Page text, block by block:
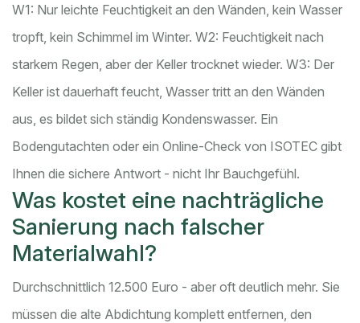
W1: Nur leichte Feuchtigkeit an den Wänden, kein Wasser
tropft, kein Schimmel im Winter. W2: Feuchtigkeit nach
starkem Regen, aber der Keller trocknet wieder. W3: Der
Keller ist dauerhaft feucht, Wasser tritt an den Wänden
aus, es bildet sich ständig Kondenswasser. Ein
Bodengutachten oder ein Online-Check von ISOTEC gibt
Ihnen die sichere Antwort - nicht Ihr Bauchgefühl.
Was kostet eine nachträgliche
Sanierung nach falscher
Materialwahl?
Durchschnittlich 12.500 Euro - aber oft deutlich mehr. Sie
müssen die alte Abdichtung komplett entfernen, den